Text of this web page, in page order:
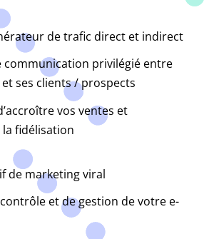
de trafic direct et indirect
communication privilégié entre
et ses clients / prospects
vos ventes et
la fidélisation
de marketing viral
et de gestion de votre e-